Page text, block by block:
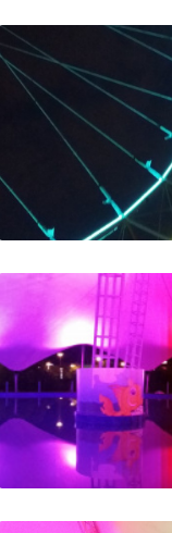
Освещение катка
Подсветка
в